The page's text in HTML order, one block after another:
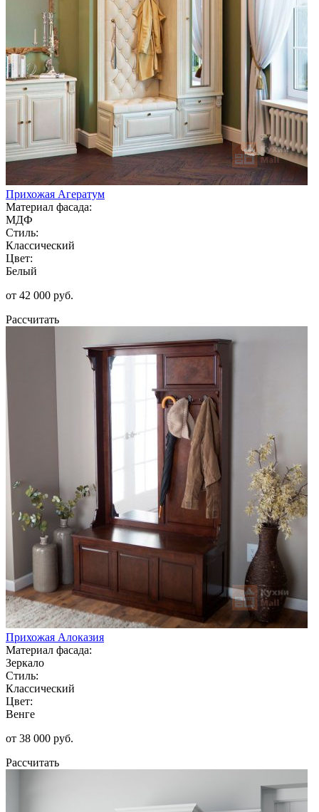
Прихожая Агератум
Материал фасада:
МДФ
Стиль:
Классический
Цвет:
Белый
от 42 000 руб.
Рассчитать
Прихожая Алоказия
Материал фасада:
Зеркало
Стиль:
Классический
Цвет:
Венге
от 38 000 руб.
Рассчитать